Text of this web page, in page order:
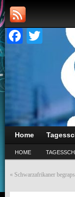
Home
HOME
« Schwarzafrikaner